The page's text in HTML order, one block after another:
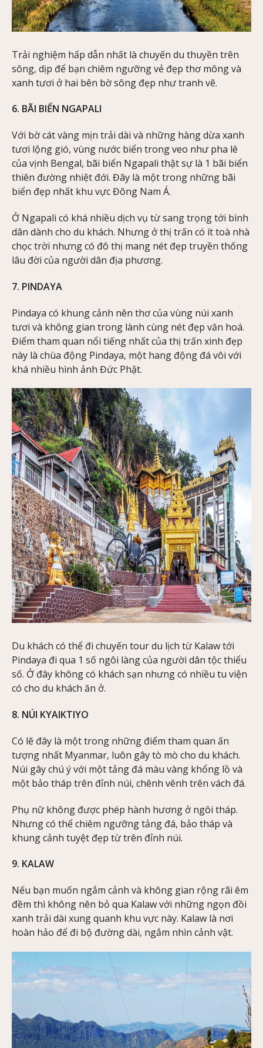
Trải nghiệm hấp dẫn nhất là chuyến du thuyền trên
sông, dịp để bạn chiêm ngưỡng vẻ đẹp thơ mông và
xanh tươi ở hai bên bờ sông đẹp như tranh vẽ.
6. BÃI BIỂN NGAPALI
Với bờ cát vàng mịn trải dài và những hàng dừa xanh
tươi lộng gió, vùng nước biển trong veo như pha lê
của vịnh Bengal, bãi biển Ngapali thật sự là 1 bãi biển
thiên đường nhiệt đới. Đây là một trong những bãi
biển đẹp nhất khu vực Đông Nam Á.
Ở Ngapali có khá nhiều dịch vụ từ sang trọng tới bình
dân dành cho du khách. Nhưng ở thị trấn có ít toà nhà
chọc trời nhưng có đô thị mang nét đẹp truyền thống
lâu đời của người dân địa phương.
7. PINDAYA
Pindaya có khung cảnh nên thơ của vùng núi xanh
tươi và không gian trong lành cùng nét đẹp văn hoá.
Điểm tham quan nổi tiếng nhất của thị trấn xinh đẹp
này là chùa động Pindaya, một hang động đá vôi với
khá nhiều hình ảnh Đức Phật.
Du khách có thể đi chuyến tour du lịch từ Kalaw tới
Pindaya đi qua 1 số ngôi làng của người dân tộc thiểu
số. Ở đây không có khách sạn nhưng có nhiều tu viện
có cho du khách ăn ở.
8. NÚI KYAIKTIYO
Có lẽ đây là một trong những điểm tham quan ấn
tượng nhất Myanmar, luôn gây tò mò cho du khách.
Núi gây chú ý với một tảng đá màu vàng khổng lồ và
một bảo tháp trên đỉnh núi, chênh vênh trên vách đá.
Phụ nữ không được phép hành hương ở ngôi tháp.
Nhưng có thể chiêm ngưỡng tảng đá, bảo tháp và
khung cảnh tuyệt đẹp từ trên đỉnh núi.
9. KALAW
Nếu bạn muốn ngắm cảnh và không gian rộng rãi êm
đềm thì không nên bỏ qua Kalaw với những ngọn đồi
xanh trải dài xung quanh khu vực này. Kalaw là nơi
hoàn hảo để đi bộ đường dài, ngắm nhìn cảnh vật.